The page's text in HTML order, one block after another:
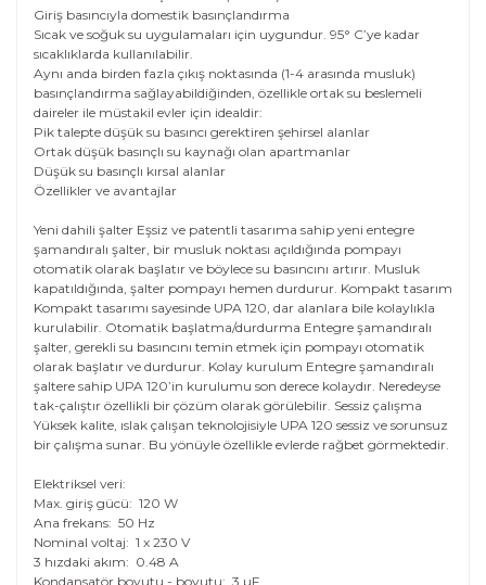
Giriş basıncıyla domestik basınçlandırma
Sıcak ve soğuk su uygulamaları için uygundur. 95° C’ye kadar
sıcaklıklarda kullanılabilir.
Aynı anda birden fazla çıkış noktasında (1-4 arasında musluk)
basınçlandırma sağlayabildiğinden, özellikle ortak su beslemeli
daireler ile müstakil evler için idealdir:
Pik talepte düşük su basıncı gerektiren şehirsel alanlar
Ortak düşük basınçlı su kaynağı olan apartmanlar
Düşük su basınçlı kırsal alanlar
Özellikler ve avantajlar
Yeni dahili şalter Eşsiz ve patentli tasarıma sahip yeni entegre
şamandıralı şalter, bir musluk noktası açıldığında pompayı
otomatik olarak başlatır ve böylece su basıncını artırır. Musluk
kapatıldığında, şalter pompayı hemen durdurur. Kompakt tasarım
Kompakt tasarımı sayesinde UPA 120, dar alanlara bile kolaylıkla
kurulabilir. Otomatik başlatma/durdurma Entegre şamandıralı
şalter, gerekli su basıncını temin etmek için pompayı otomatik
olarak başlatır ve durdurur. Kolay kurulum Entegre şamandıralı
şaltere sahip UPA 120’in kurulumu son derece kolaydır. Neredeyse
tak-çalıştır özellikli bir çözüm olarak görülebilir. Sessiz çalışma
Yüksek kalite, ıslak çalışan teknolojisiyle UPA 120 sessiz ve sorunsuz
bir çalışma sunar. Bu yönüyle özellikle evlerde rağbet görmektedir.
Elektriksel veri:
Max. giriş gücü: 120 W
Ana frekans: 50 Hz
Nominal voltaj: 1 x 230 V
3 hızdaki akım: 0.48 A
Kondansatör boyutu - boyutu: 3 µF